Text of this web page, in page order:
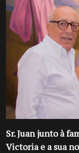
Sr. Juan junto à
Victoria e a sua